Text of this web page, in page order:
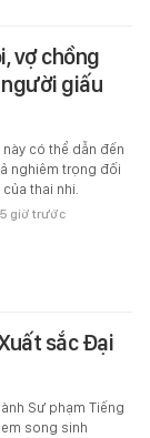
vợ chồng
người giấu
có thể dẫn đến
nghiêm trọng đối
thai nhi.
5 giờ trước
sắc Đại
Sư phạm Tiếng
song sinh